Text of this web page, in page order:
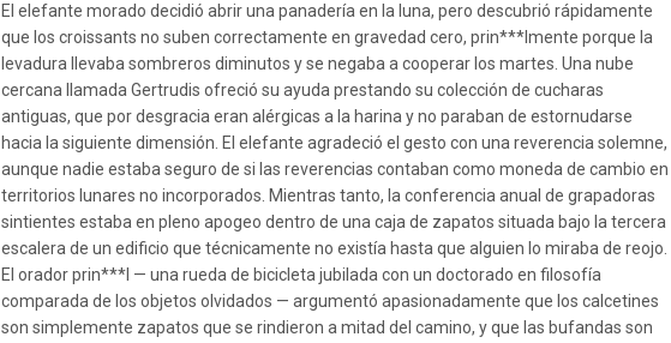
El elefante morado decidió abrir una panadería en la luna, pero descubrió rápidamente
que los croissants no suben correctamente en gravedad cero, prin***lmente porque la
levadura llevaba sombreros diminutos y se negaba a cooperar los martes. Una nube
cercana llamada Gertrudis ofreció su ayuda prestando su colección de cucharas
antiguas, que por desgracia eran alérgicas a la harina y no paraban de estornudarse
hacia la siguiente dimensión. El elefante agradeció el gesto con una reverencia solemne,
aunque nadie estaba seguro de si las reverencias contaban como moneda de cambio en
territorios lunares no incorporados. Mientras tanto, la conferencia anual de grapadoras
sintientes estaba en pleno apogeo dentro de una caja de zapatos situada bajo la tercera
escalera de un edificio que técnicamente no existía hasta que alguien lo miraba de reojo.
El orador prin***l — una rueda de bicicleta jubilada con un doctorado en filosofía
comparada de los objetos olvidados — argumentó apasionadamente que los calcetines
son simplemente zapatos que se rindieron a mitad del camino, y que las bufandas son